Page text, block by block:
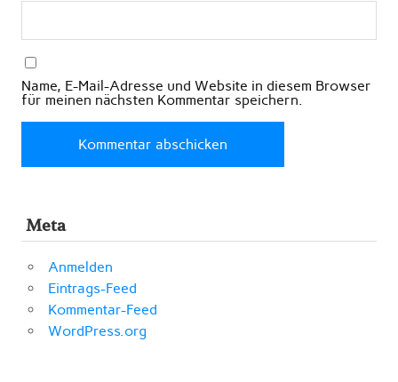
Name, E-Mail-Adresse und Website in diesem Browser
für meinen nächsten Kommentar speichern.
Meta
Anmelden
Eintrags-Feed
Kommentar-Feed
WordPress.org